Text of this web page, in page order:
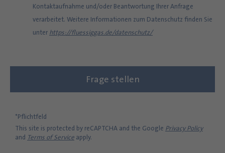
Kontaktaufnahme und/oder Beantwortung Ihrer Anfrage
verarbeitet. Weitere Informationen zum Datenschutz finden Sie
unter https://fluessiggas.de/datenschutz/
*Pflichtfeld
This site is protected by reCAPTCHA and the Google Privacy Policy
and Terms of Service apply.